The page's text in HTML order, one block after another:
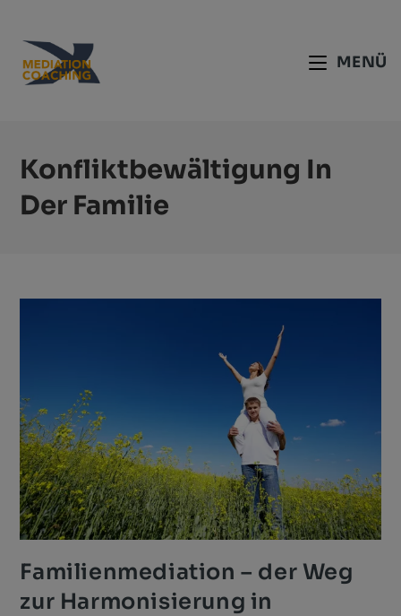
MENÜ
Konfliktbewältigung In
Der Familie
Familienmediation – der Weg
zur Harmonisierung in